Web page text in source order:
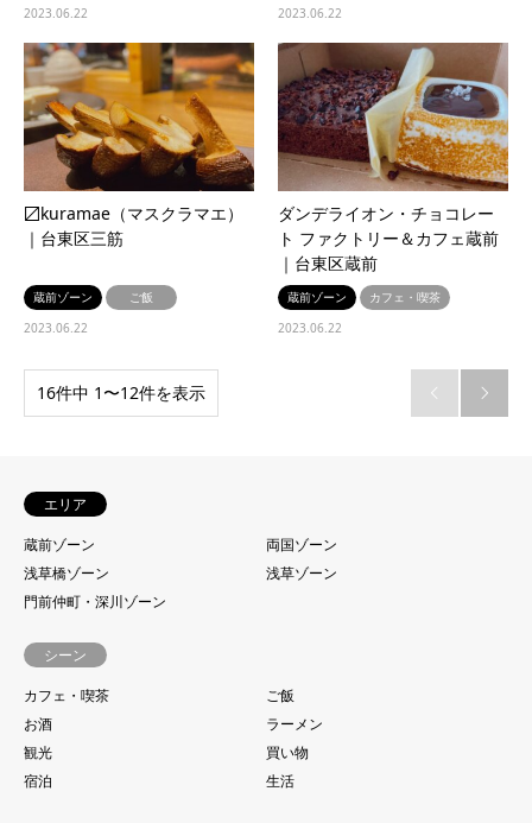
2023.06.22
2023.06.22
〼kuramae（マスクラマエ）
｜台東区三筋
蔵前ゾーン
ご飯
2023.06.22
ダンデライオン・チョコレー
ト ファクトリー＆カフェ蔵前
｜台東区蔵前
蔵前ゾーン
カフェ・喫茶
2023.06.22
16件中 1〜12件を表示  
エリア
蔵前ゾーン
両国ゾーン
浅草橋ゾーン
浅草ゾーン
門前仲町・深川ゾーン
シーン
カフェ・喫茶
ご飯
お酒
ラーメン
観光
買い物
宿泊
生活